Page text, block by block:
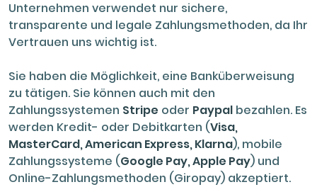
Unternehmen verwendet nur sichere,
transparente und legale Zahlungsmethoden, da Ihr
Vertrauen uns wichtig ist.
Sie haben die Möglichkeit, eine Banküberweisung
zu tätigen. Sie können auch mit den
Zahlungssystemen Stripe oder Paypal bezahlen. Es
werden Kredit- oder Debitkarten (Visa,
MasterCard, American Express, Klarna), mobile
Zahlungssysteme (Google Pay, Apple Pay) und
Online-Zahlungsmethoden (Giropay) akzeptiert.